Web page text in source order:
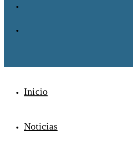
Inicio
Noticias